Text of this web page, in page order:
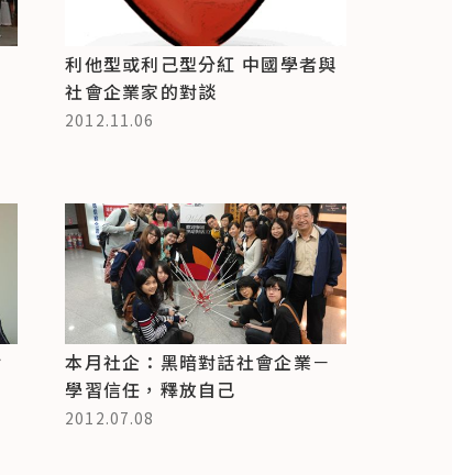
利他型或利己型分紅 中國學者與
社會企業家的對談
2012.11.06
本月社企：黑暗對話社會企業－
學習信任，釋放自己
2012.07.08